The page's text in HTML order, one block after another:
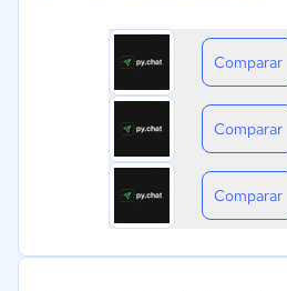
Comparar
Comparar
Comparar